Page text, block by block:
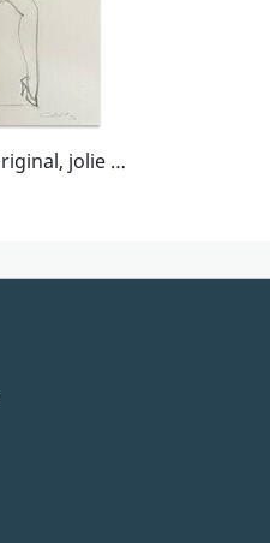
Dany, dessin original, jolie pin-up.